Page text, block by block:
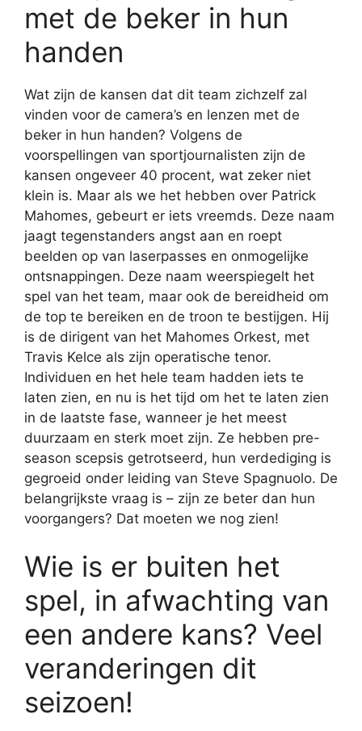
met de beker in hun
handen
Wat zijn de kansen dat dit team zichzelf zal
vinden voor de camera’s en lenzen met de
beker in hun handen? Volgens de
voorspellingen van sportjournalisten zijn de
kansen ongeveer 40 procent, wat zeker niet
klein is. Maar als we het hebben over Patrick
Mahomes, gebeurt er iets vreemds. Deze naam
jaagt tegenstanders angst aan en roept
beelden op van laserpasses en onmogelijke
ontsnappingen. Deze naam weerspiegelt het
spel van het team, maar ook de bereidheid om
de top te bereiken en de troon te bestijgen. Hij
is de dirigent van het Mahomes Orkest, met
Travis Kelce als zijn operatische tenor.
Individuen en het hele team hadden iets te
laten zien, en nu is het tijd om het te laten zien
in de laatste fase, wanneer je het meest
duurzaam en sterk moet zijn. Ze hebben pre-
season scepsis getrotseerd, hun verdediging is
gegroeid onder leiding van Steve Spagnuolo. De
belangrijkste vraag is – zijn ze beter dan hun
voorgangers? Dat moeten we nog zien!
Wie is er buiten het
spel, in afwachting van
een andere kans? Veel
veranderingen dit
seizoen!